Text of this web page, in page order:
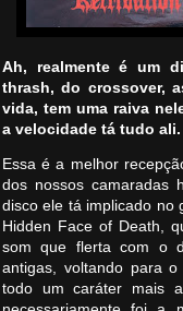
Ah, realmente é um
thrash, do crossover,
vida, tem uma raiva
a velocidade tá tudo ali.
Essa é a melhor
dos nossos camaradas
disco ele tá implicado no
Hidden Face of Death,
som que flerta com o
antigas, voltando para
todo um caráter mais